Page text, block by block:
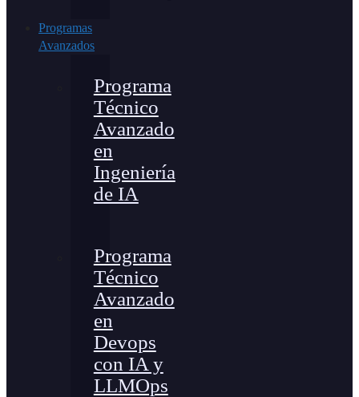
Programas
Avanzados
Programa
Técnico
Avanzado
en
Ingeniería
de IA
Programa
Técnico
Avanzado
en
Devops
con IA y
LLMOps